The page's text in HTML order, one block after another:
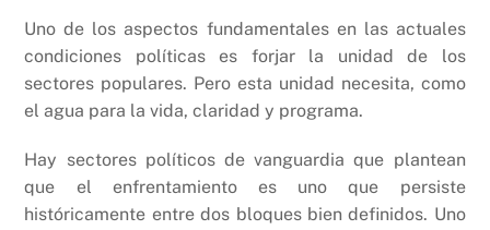
Uno de los aspectos fundamentales en las actuales
condiciones políticas es forjar la unidad de los
sectores populares. Pero esta unidad necesita, como
el agua para la vida, claridad y programa.
Hay sectores políticos de vanguardia que plantean
que el enfrentamiento es uno que persiste
históricamente entre dos bloques bien definidos. Uno